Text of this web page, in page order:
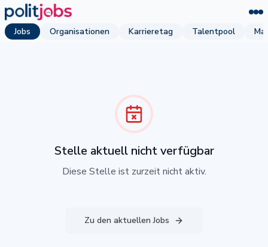
Jobs Organisationen Karrieretag Talentpool
Stelle aktuell nicht verfügbar
Diese Stelle ist zurzeit nicht aktiv.
Zu den aktuellen Jobs